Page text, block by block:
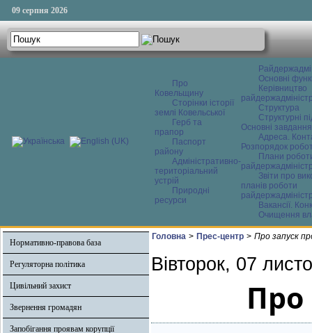
09 серпня 2026
Про
Ковельщину
Сторінки історії
землі Ковельської
Герб та
прапор
Паспорт
району
Адміністративно-
територіальний
устрій
Природні
ресурси
Основні
Керівництво
Структура
Структурні
Основні завдання
Адреса.
Розпорядок
Плани
Звіти про
планів роботи
Вакансії.
Очищення
Нормативно-правова база
Регуляторна політика
Цивільний захист
Звернення громадян
Запобігання проявам корупції
Головна > Прес-центр > Про запуск
Вівторок, 07
Про